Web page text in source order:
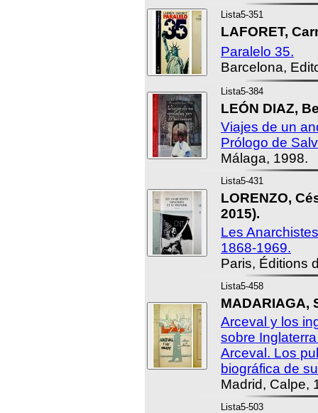
Lista5-351
LAFORET,
Paralelo 35.
Barcelona,
Lista5-384
LEÓN DIAZ,
Viajes de un
Prólogo de
Málaga, 1998.
Lista5-431
LORENZO,
2015).
Les
1868-1969.
Paris, Éditions
Lista5-458
MADARIAGA,
Arceval y los
sobre
Arceval. Los
biográfica de
Madrid, Calpe,
Lista5-503